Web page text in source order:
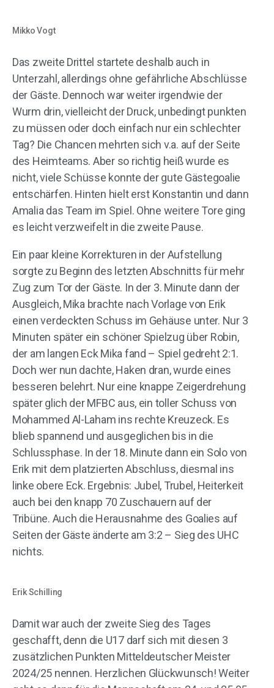
Mikko Vogt
Das zweite Drittel startete deshalb auch in
Unterzahl, allerdings ohne gefährliche Abschlüsse
der Gäste. Dennoch war weiter irgendwie der
Wurm drin, vielleicht der Druck, unbedingt punkten
zu müssen oder doch einfach nur ein schlechter
Tag? Die Chancen mehrten sich v.a. auf der Seite
des Heimteams. Aber so richtig heiß wurde es
nicht, viele Schüsse konnte der gute Gästegoalie
entschärfen. Hinten hielt erst Konstantin und dann
Amalia das Team im Spiel. Ohne weitere Tore ging
es leicht verzweifelt in die zweite Pause.
Ein paar kleine Korrekturen in der Aufstellung
sorgte zu Beginn des letzten Abschnitts für mehr
Zug zum Tor der Gäste. In der 3. Minute dann der
Ausgleich, Mika brachte nach Vorlage von Erik
einen verdeckten Schuss im Gehäuse unter. Nur 3
Minuten später ein schöner Spielzug über Robin,
der am langen Eck Mika fand – Spiel gedreht 2:1.
Doch wer nun dachte, Haken dran, wurde eines
besseren belehrt. Nur eine knappe Zeigerdrehung
später glich der MFBC aus, ein toller Schuss von
Mohammed Al-Laham ins rechte Kreuzeck. Es
blieb spannend und ausgeglichen bis in die
Schlussphase. In der 18. Minute dann ein Solo von
Erik mit dem platzierten Abschluss, diesmal ins
linke obere Eck. Ergebnis: Jubel, Trubel, Heiterkeit
auch bei den knapp 70 Zuschauern auf der
Tribüne. Auch die Herausnahme des Goalies auf
Seiten der Gäste änderte am 3:2 – Sieg des UHC
nichts.
Erik Schilling
Damit war auch der zweite Sieg des Tages
geschafft, denn die U17 darf sich mit diesen 3
zusätzlichen Punkten Mitteldeutscher Meister
2024/25 nennen. Herzlichen Glückwunsch! Weiter